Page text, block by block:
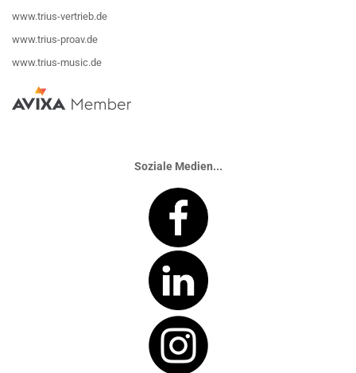
www.trius-vertrieb.de
www.trius-proav.de
www.trius-music.de
Soziale Medien...